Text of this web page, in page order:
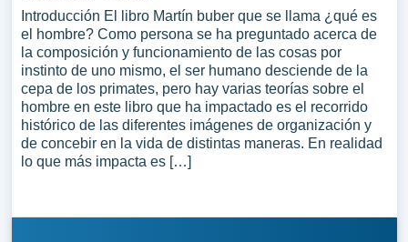
Introducción El libro Martín buber que se llama ¿qué es
el hombre? Como persona se ha preguntado acerca de
la composición y funcionamiento de las cosas por
instinto de uno mismo, el ser humano desciende de la
cepa de los primates, pero hay varias teorías sobre el
hombre en este libro que ha impactado es el recorrido
histórico de las diferentes imágenes de organización y
de concebir en la vida de distintas maneras. En realidad
lo que más impacta es […]